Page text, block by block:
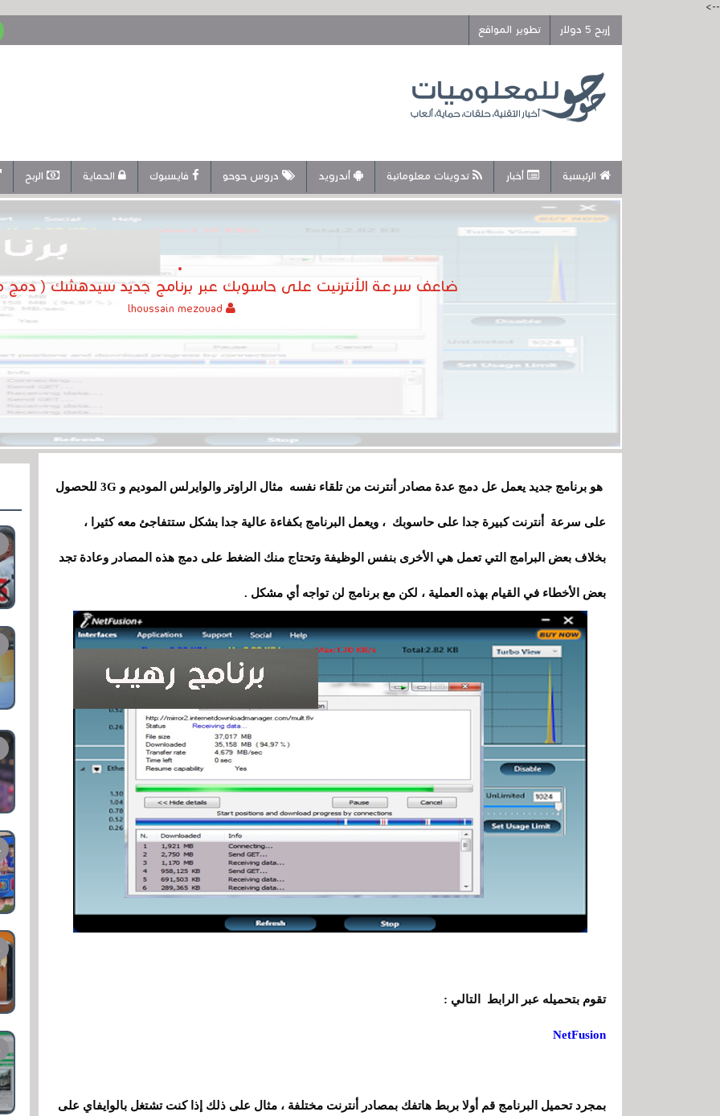
-->
إربح 5 دولار
تطوير المواقع
الرئيسية أخبار تدوينات معلوماتية أندرويد دروس حوحو فايسبوك الحماية الربح
ضاعف سرعة الأنترنيت على حاسوبك عبر برنامج جديد سيدهشك ( دمج
هو برنامج جديد يعمل عل دمج عدة مصادر أنترنت من تلقاء نفسه مثال الراوتر والوايرلس الموديم و 3G للحصول
على سرعة أنترنت كبيرة جدا على حاسوبك ، ويعمل البرنامج بكفاءة عالية جدا بشكل ستتفاجئ معه كثيرا ،
بخلاف بعض البرامج التي تعمل هي الأخرى بنفس الوظيفة وتحتاج منك الضغط على دمج هذه المصادر وعادة تجد
بعض الأخطاء في القيام بهذه العملية ، لكن مع برنامج لن تواجه أي مشكل .
تقوم بتحميله عبر الرابط التالي :
NetFusion
بمجرد تحميل البرنامج قم أولا بربط هاتفك بمصادر أنترنت مختلفة ، مثال على ذلك إذا كنت تشتغل بالوايفاي على